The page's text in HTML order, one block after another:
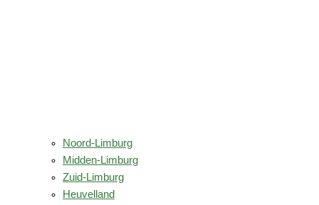
Noord-Limburg
Midden-Limburg
Zuid-Limburg
Heuvelland